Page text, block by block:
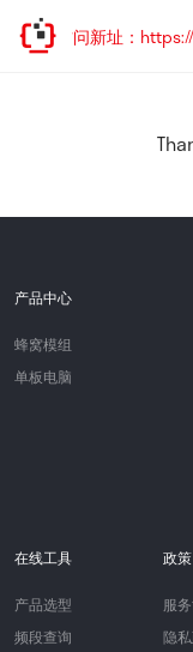
欢迎访问新址：
产品中心
蜂窝模组
单板电脑
在线工具
产品选型
频段查询
政策
服
隐